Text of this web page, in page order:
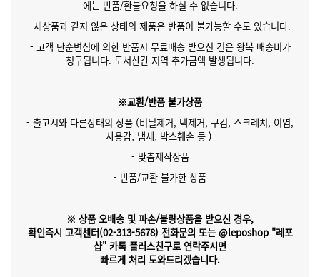
에는 반품/환불요청을 하실 수 없습니다.
- 새상품과 같지 않은 상태의 제품은 반품이 불가능할 수도 있습니다.
- 고객 단순변심에 의한 반품시 무료배송 받으신 건은 왕복 배송비가
청구됩니다. 도서산간 지역 추가금액 발생됩니다.
※교환/반품 불가상품
- 출고시와 다른상태의 상품 (비닐제거, 텍제거, 구김, 스크레치, 이염,
사용감, 냄새, 박스훼손 등 )
- 맞춤제작상품
- 반품/교환 불가한 상품
※ 상품 오배송 및 파손/불량상품을 받으신 경우,
확인즉시 고객센터(02-313-5678) 전화문의 또는 @leposhop "레포
샵" 카톡 플러스친구로 연락주시면
빠르게 처리 도와드리겠습니다.